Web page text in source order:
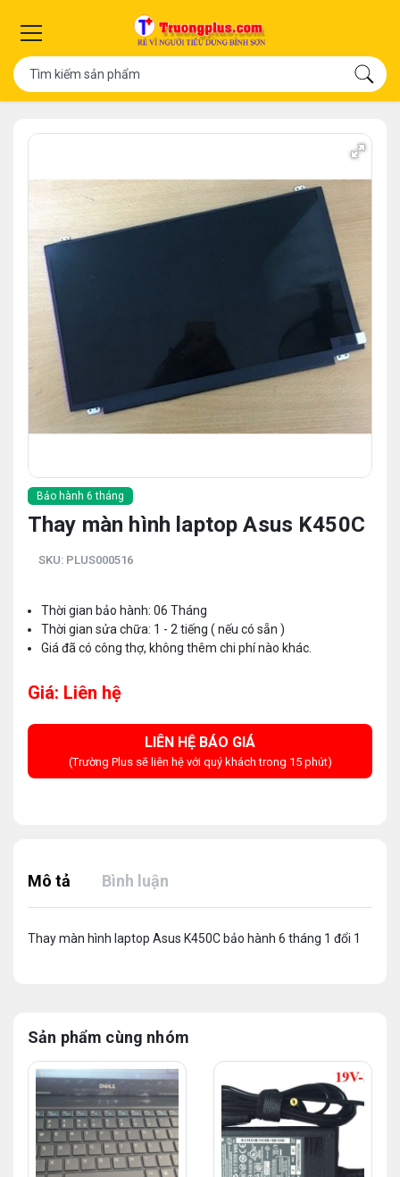
Bảo hành 6 tháng
Thay màn hình laptop Asus K450C
SKU: PLUS000516
Thời gian bảo hành: 06 Tháng
Thời gian sửa chữa: 1 - 2 tiếng ( nếu có sẵn )
Giá đã có công thợ, không thêm chi phí nào khác.
Giá: Liên hệ
LIÊN HỆ BÁO GIÁ
(Trường Plus sẽ liên hệ với quý khách trong 15 phút)
Mô tả Bình luận
Thay màn hình laptop Asus K450C bảo hành 6 tháng 1 đổi 1
Sản phẩm cùng nhóm